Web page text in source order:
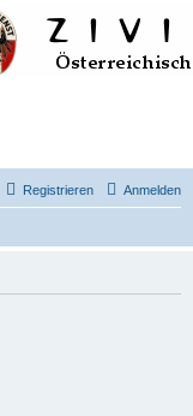
Anmelden
Registrieren